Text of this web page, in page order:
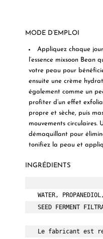
MODE D’EMPLOI
Appliquez chaque
l’essence mixsoon
votre peau pour
ensuite une crème
également comme un
profiter d’un effet
propre et sèche, puis
mouvements circulaires.
démaquillant pour
tonifiez la peau et
INGRÉDIENTS
WATER,
SEED FERMENT
Le fabricant est